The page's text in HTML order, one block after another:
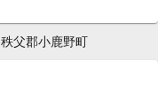
秩父郡小鹿野町